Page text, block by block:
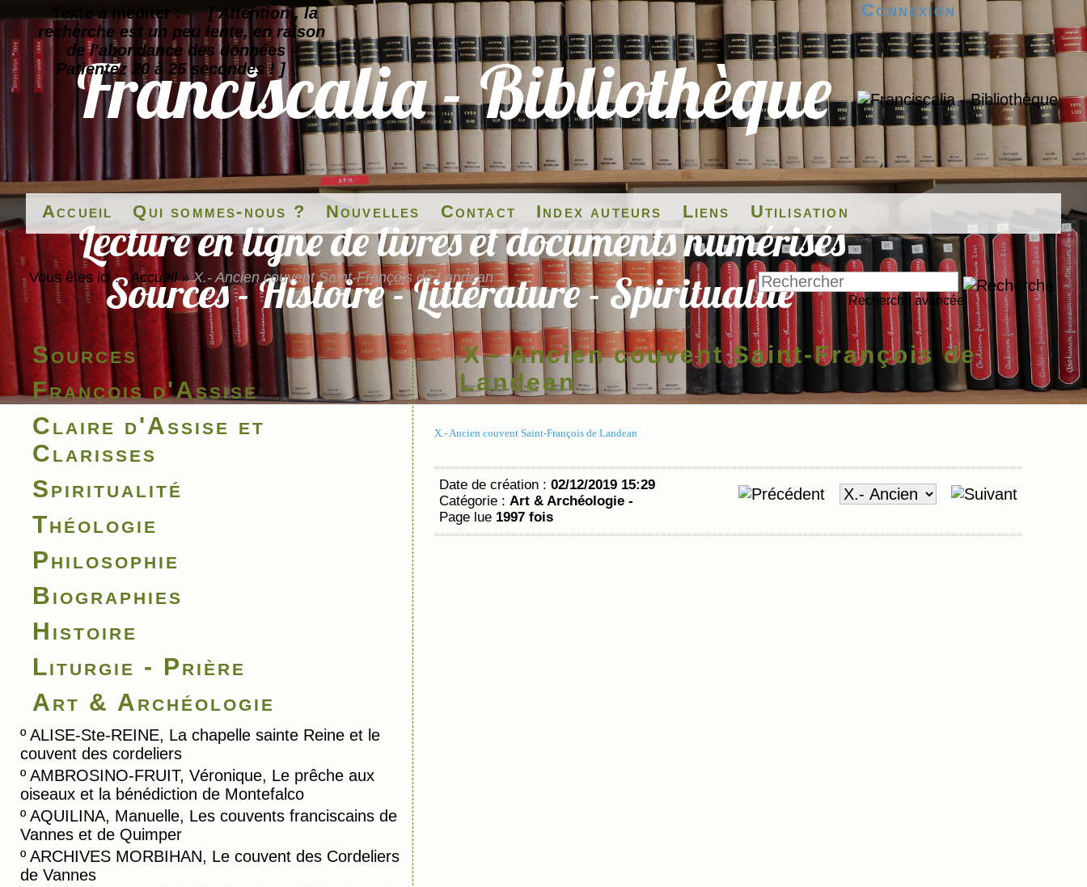
Texte à méditer :
[ Attention , la
recherche est un peu lente, en raison
de l'abondance des données -
Patientez 20 à 25 secondes ! ]
Accueil
Connexion
Qui sommes-nous ? Nouvelles Contact Index auteurs Liens Utilisation
Vous êtes ici :Accueil»X.- Ancien couvent Saint-François de Landean
Recherche avancée
Sources
François d'Assise
Claire d'Assise et
Clarisses
Spiritualité
Théologie
Philosophie
Biographies
Histoire
Liturgie - Prière
Art & Archéologie
º ALISE-Ste-REINE, La chapelle sainte Reine et le
couvent des cordeliers
º AMBROSINO-FRUIT, Véronique, Le prêche aux
oiseaux et la bénédiction de Montefalco
º AQUILINA, Manuelle, Les couvents franciscains de
Vannes et de Quimper
º ARCHIVES MORBIHAN, Le couvent des Cordeliers
de Vannes
X.- Ancien couvent Saint-François de
Landean
X.- Ancien couvent Saint-François de Landean
Date de création : 02/12/2019 15:29
Catégorie : Art & Archéologie -
Page lue 1997 fois